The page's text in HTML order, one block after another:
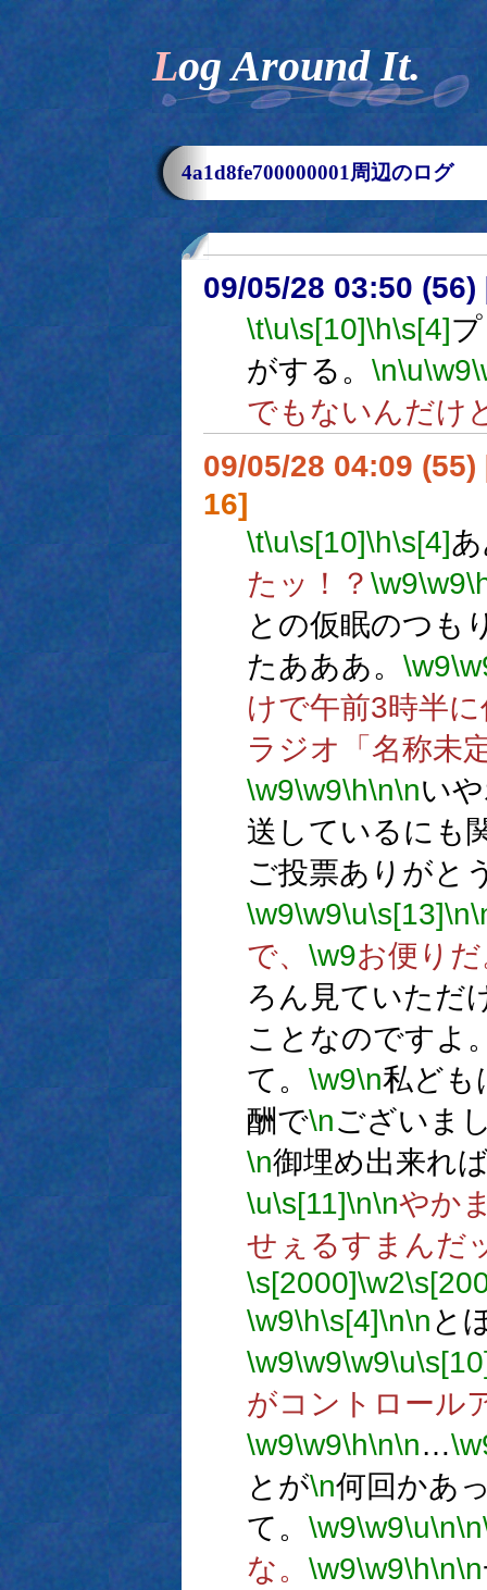
Log Around It.
4a1d8fe700000001周辺のログ
09/05/28 03:50 (56)
\t\u\s[10]\h\s[4]
がする。 \n\u\w9
でもないんだけ
09/05/28 04:09 (55)
16]
\t\u\s[10]\h\s[4]
たッ！？ \w9\w9
との仮眠のつも
たあああ。 \w9
けで午前3時半
ラジオ「名称未
\w9\w9\h\n\nい
送しているにも
ご投票ありがと
\w9\w9\u\s[13]\n
で、 \w9お便り
ろん見ていただ
ことなのですよ
て。 \w9\n私ども
酬で\nございま
\n御埋め出来れ
\u\s[11]\n\nやか
せぇるすまんだ
\s[2000]\w2
\w9\h\s[4]\n\n と
\w9\w9\w9\u
がコントロール
\w9\w9\h\n\n…
とが\n何回かあ
て。 \w9\w9\u\n\n
な。 \w9\w9\h\n\n